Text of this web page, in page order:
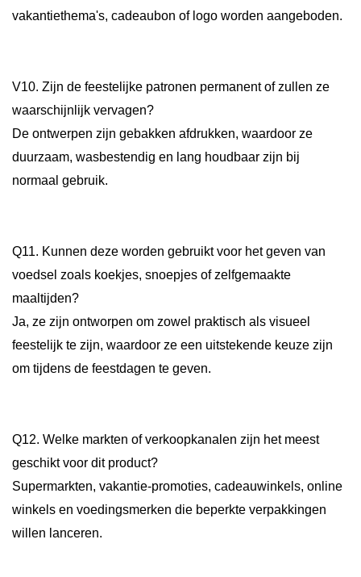
vakantiethema's, cadeaubon of logo worden aangeboden.
V10. Zijn de feestelijke patronen permanent of zullen ze
waarschijnlijk vervagen?
De ontwerpen zijn gebakken afdrukken, waardoor ze
duurzaam, wasbestendig en lang houdbaar zijn bij
normaal gebruik.
Q11. Kunnen deze worden gebruikt voor het geven van
voedsel zoals koekjes, snoepjes of zelfgemaakte
maaltijden?
Ja, ze zijn ontworpen om zowel praktisch als visueel
feestelijk te zijn, waardoor ze een uitstekende keuze zijn
om tijdens de feestdagen te geven.
Q12. Welke markten of verkoopkanalen zijn het meest
geschikt voor dit product?
Supermarkten, vakantie-promoties, cadeauwinkels, online
winkels en voedingsmerken die beperkte verpakkingen
willen lanceren.